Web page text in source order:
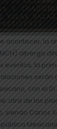
acontecer, la
alberga
la
serán
con el
otra de las
siendo Carlos